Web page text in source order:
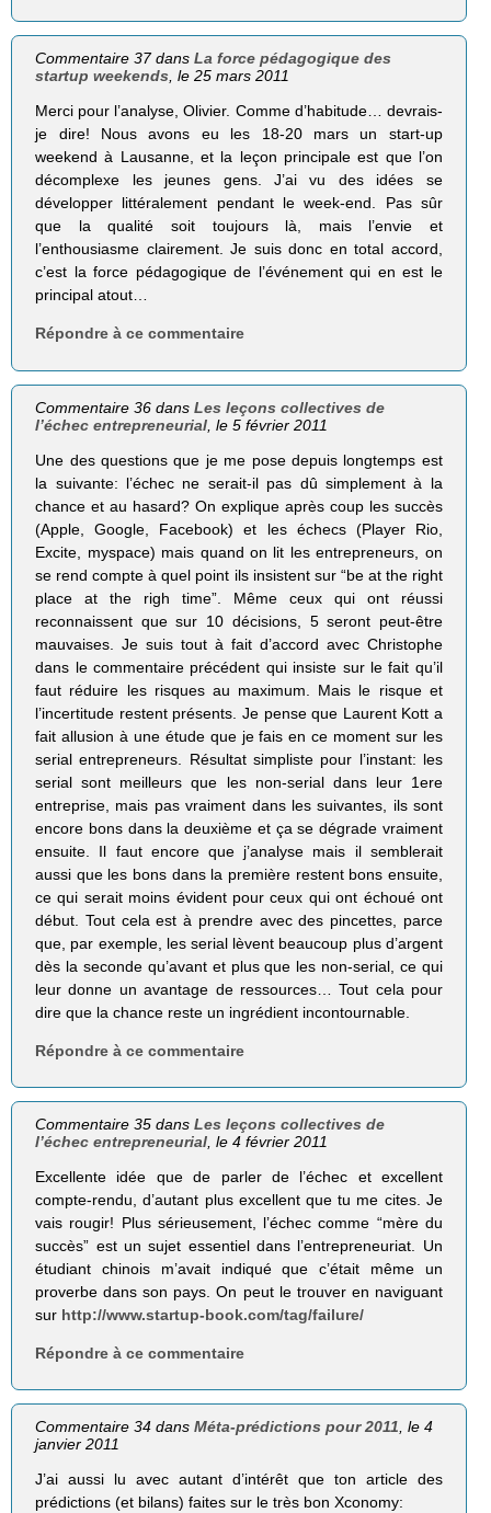
Commentaire 37 dansLa force pédagogique des
startup weekends, le 25 mars 2011
Merci pour l’analyse, Olivier. Comme d’habitude… devrais-
je dire! Nous avons eu les 18-20 mars un start-up
weekend à Lausanne, et la leçon principale est que l’on
décomplexe les jeunes gens. J’ai vu des idées se
développer littéralement pendant le week-end. Pas sûr
que la qualité soit toujours là, mais l’envie et
l’enthousiasme clairement. Je suis donc en total accord,
c’est la force pédagogique de l’événement qui en est le
principal atout…
Répondre à ce commentaire
Commentaire 36 dansLes leçons collectives de
l’échec entrepreneurial , le 5 février 2011
Une des questions que je me pose depuis longtemps est
la suivante: l’échec ne serait-il pas dû simplement à la
chance et au hasard? On explique après coup les succès
(Apple, Google, Facebook) et les échecs (Player Rio,
Excite, myspace) mais quand on lit les entrepreneurs, on
se rend compte à quel point ils insistent sur “be at the right
place at the righ time”. Même ceux qui ont réussi
reconnaissent que sur 10 décisions, 5 seront peut-être
mauvaises. Je suis tout à fait d’accord avec Christophe
dans le commentaire précédent qui insiste sur le fait qu’il
faut réduire les risques au maximum. Mais le risque et
l’incertitude restent présents. Je pense que Laurent Kott a
fait allusion à une étude que je fais en ce moment sur les
serial entrepreneurs. Résultat simpliste pour l’instant: les
serial sont meilleurs que les non-serial dans leur 1ere
entreprise, mais pas vraiment dans les suivantes, ils sont
encore bons dans la deuxième et ça se dégrade vraiment
ensuite. Il faut encore que j’analyse mais il semblerait
aussi que les bons dans la première restent bons ensuite,
ce qui serait moins évident pour ceux qui ont échoué ont
début. Tout cela est à prendre avec des pincettes, parce
que, par exemple, les serial lèvent beaucoup plus d’argent
dès la seconde qu’avant et plus que les non-serial, ce qui
leur donne un avantage de ressources… Tout cela pour
dire que la chance reste un ingrédient incontournable.
Répondre à ce commentaire
Commentaire 35 dansLes leçons collectives de
l’échec entrepreneurial , le 4 février 2011
Excellente idée que de parler de l’échec et excellent
compte-rendu, d’autant plus excellent que tu me cites. Je
vais rougir! Plus sérieusement, l’échec comme “mère du
succès” est un sujet essentiel dans l’entrepreneuriat. Un
étudiant chinois m’avait indiqué que c’était même un
proverbe dans son pays. On peut le trouver en naviguant
sur http://www.startup-book.com/tag/failure/
Répondre à ce commentaire
Commentaire 34 dansMéta-prédictions pour 2011 , le 4
janvier 2011
J’ai aussi lu avec autant d’intérêt que ton article des
prédictions (et bilans) faites sur le très bon Xconomy: